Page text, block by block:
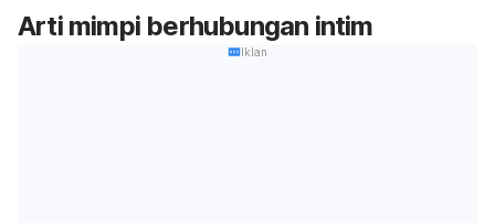
Arti mimpi berhubungan intim
Iklan